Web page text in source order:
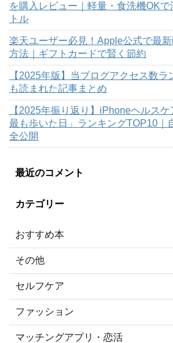
を購入レビュー｜軽量・食洗機OK
トル
楽天ユーザー必見！Apple公式で最
方法｜ギフトカードで賢く節約
【2025年版】当ブログアクセス数
も読まれた記事まとめ
【2025年振り返り】iPhoneヘルス
最も歩いた日」ランキングTOP10｜
全公開
最近のコメント
カテゴリー
おすすめ本
その他
セルフケア
ファッション
マッチングアプリ・恋活